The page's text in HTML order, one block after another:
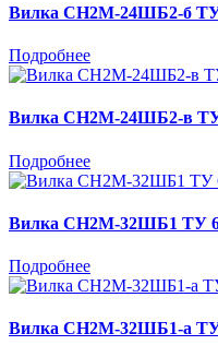
Вилка СН2М-24ШБ2-б ТУ
Подробнее
Вилка СН2М-24ШБ2-в ТУ
Подробнее
Вилка СН2М-32ШБ1 ТУ
Подробнее
Вилка СН2М-32ШБ1-а ТУ